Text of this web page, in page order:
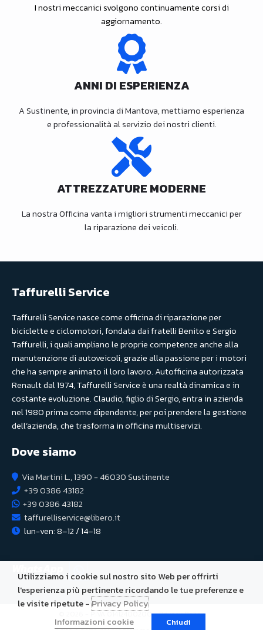
I nostri meccanici svolgono continuamente corsi di
aggiornamento.
ANNI DI ESPERIENZA
A Sustinente, in provincia di Mantova, mettiamo esperienza
e professionalità al servizio dei nostri clienti.
ATTREZZATURE MODERNE
La nostra Officina vanta i migliori strumenti meccanici per
la riparazione dei veicoli.
Taffurelli Service
Taffurelli Service nasce come officina di riparazione per
biciclette e ciclomotori, fondata dai fratelli Benito e Sergio
Taffurelli, i quali ampliano le proprie competenze anche alla
manutenzione di autoveicoli, grazie alla passione per i motori
che ha sempre animato il loro lavoro. Autofficina autorizzata
Renault dal 1974, Taffurelli Service è una realtà dinamica e in
costante evoluzione. Claudio, figlio di Sergio, entra in azienda
nel 1980 prima come dipendente, per poi prendere la gestione
dell’azienda, che trasforma in officina multiservizi.
Dove siamo
Via Martini L., 1390 - 46030 Sustinente
+39 0386 43182
+39 0386 43182
taffurelliservice@libero.it
lun-ven: 8–12 / 14–18
© 2026 - P.IVA 01412400200 -Privacy Policy
Utilizziamo i cookie sul nostro sito Web per offrirti
l'esperienza più pertinente ricordando le tue preferenze e
le visite ripetute -Privacy Policy
Informazioni cookie
Chiudi